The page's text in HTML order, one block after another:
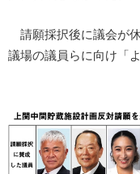
請願採択後に議会が
議場の議員らに向け「